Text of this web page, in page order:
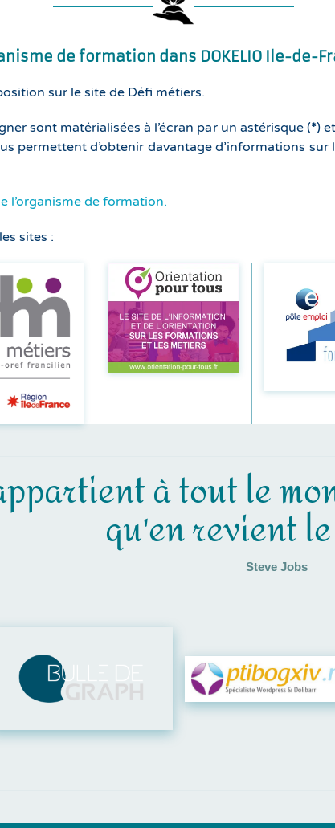
de formation dans DOKELIO Ile-de-
sur le site de Défi métiers.
sont matérialisées à l’écran par un astérisque (*)
permettent d’obtenir davantage d’informations
l’organisme de formation.
sites :
plus
En savoir
plus
En
à tout le
qu'en revient
Steve Jobs
Visiter leur site